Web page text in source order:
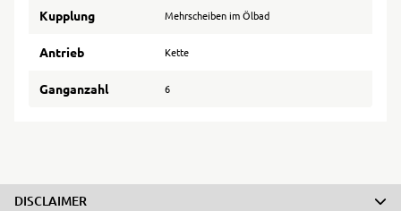
Kupplung Mehrscheiben im Ölbad
Antrieb Kette
Ganganzahl 6
DISCLAIMER